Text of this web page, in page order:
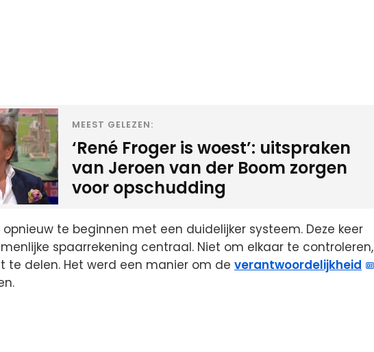
MEEST GELEZEN:
‘René Froger is woest’: uitspraken
van Jeroen van der Boom zorgen
voor opschudding
te beginnen met een duidelijker systeem. Deze keer
spaarrekening centraal. Niet om elkaar te controleren,
te delen. Het werd een manier om de verantwoordelijkheid